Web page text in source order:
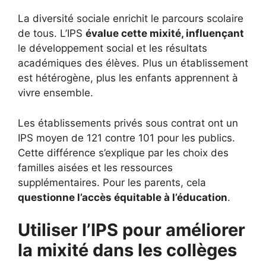
La diversité sociale enrichit le parcours scolaire
de tous. L’IPS évalue cette mixité, influençant
le développement social et les résultats
académiques des élèves. Plus un établissement
est hétérogène, plus les enfants apprennent à
vivre ensemble.
Les établissements privés sous contrat ont un
IPS moyen de 121 contre 101 pour les publics.
Cette différence s’explique par les choix des
familles aisées et les ressources
supplémentaires. Pour les parents, cela
questionne l’accès équitable à l’éducation.
Utiliser l’IPS pour améliorer
la mixité dans les collèges